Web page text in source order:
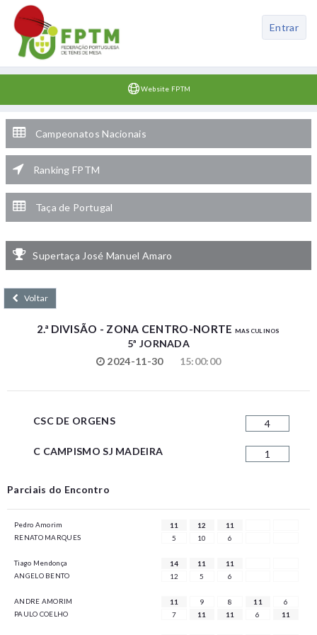
Website FPTM
Entrar
Campeonatos Nacionais
Ranking FPTM
Taça de Portugal
Supertaça José Manuel Amaro
Voltar
2.ª DIVISÃO - ZONA CENTRO-NORTE MASCULINOS
5ª JORNADA
2024-11-30
15:00:00
CSC DE ORGENS 4
C CAMPISMO SJ MADEIRA 1
Parciais do Encontro
Pedro Amorim 11 12
11
RENATO MARQUES
5 10 6
Tiago Mendonça 14 11
11
ANGELO BENTO
12 5 6
ANDRE AMORIM 11 9 8 11
6
PAULO COELHO
7 11 11 6 11